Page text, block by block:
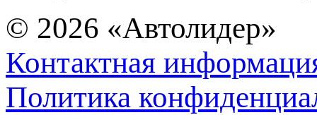
© 2026 «Автолидер»
Контактная
Политика